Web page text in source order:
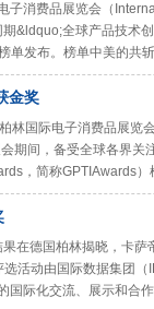
子消费品展览会（
&ldquo;全球产品技术
单发布。榜单中美的共
金奖
林国际电子消费品展览
期间，备受全球各界
，简称GPTIAwards）
在德国柏林揭晓，卡
活动由国际数据集团
国际化交流、展示和合